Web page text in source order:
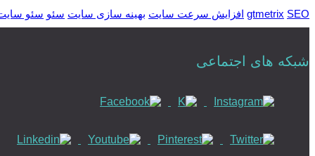
gtmetrix SEO افزایش سرعت سایت بهینه سازی سایت سئو سئو
شبکه های اجتماعی